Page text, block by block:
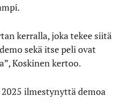
kerralla, joka tekee siitä
sekä itse peli ovat
Koskinen kertoo.
ilmestynyttä demoa